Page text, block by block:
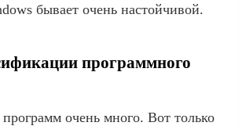
бывает очень настойчивой.
программного
очень много. Вот только